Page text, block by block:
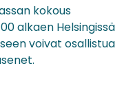
kokous
alkaen Helsingissä
voivat osallistua